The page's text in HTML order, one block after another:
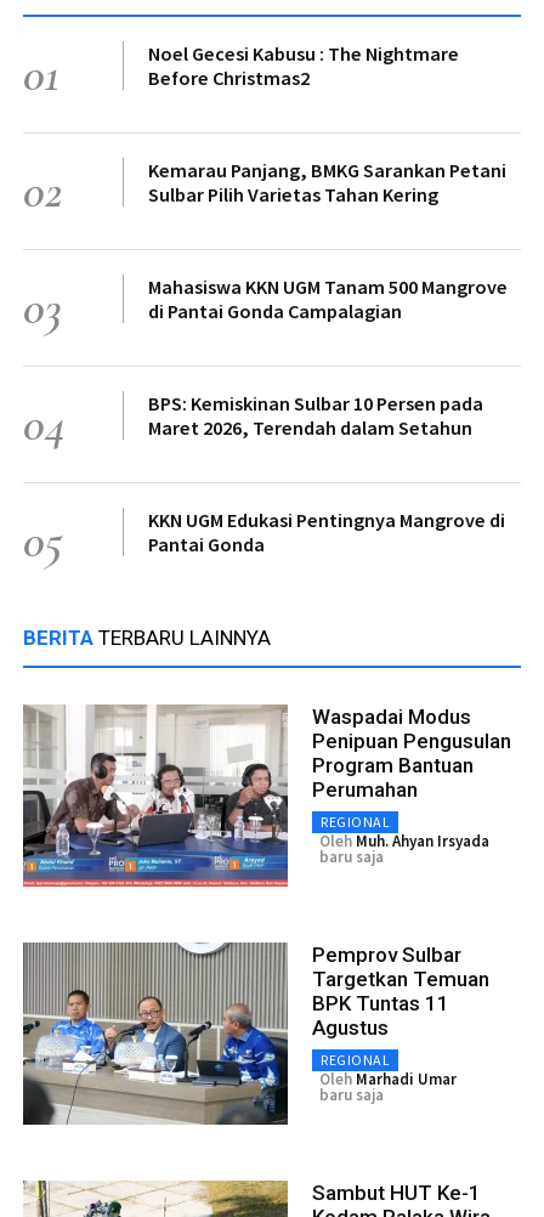
01
Noel Gecesi Kabusu : The Nightmare
Before Christmas2
02
Kemarau Panjang, BMKG Sarankan Petani
Sulbar Pilih Varietas Tahan Kering
03
Mahasiswa KKN UGM Tanam 500 Mangrove
di Pantai Gonda Campalagian
04
BPS: Kemiskinan Sulbar 10 Persen pada
Maret 2026, Terendah dalam Setahun
05
KKN UGM Edukasi Pentingnya Mangrove di
Pantai Gonda
BERITA TERBARU LAINNYA
Waspadai Modus
Penipuan Pengusulan
Program Bantuan
Perumahan
REGIONAL
Oleh Muh. Ahyan Irsyada
baru saja
Pemprov Sulbar
Targetkan Temuan
BPK Tuntas 11
Agustus
REGIONAL
Oleh Marhadi Umar
baru saja
Sambut HUT Ke-1